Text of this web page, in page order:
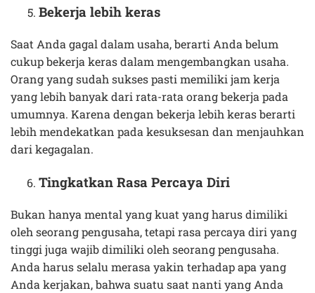
Bekerja lebih keras
Saat Anda gagal dalam usaha, berarti Anda belum
cukup bekerja keras dalam mengembangkan usaha.
Orang yang sudah sukses pasti memiliki jam kerja
yang lebih banyak dari rata-rata orang bekerja pada
umumnya. Karena dengan bekerja lebih keras berarti
lebih mendekatkan pada kesuksesan dan menjauhkan
dari kegagalan.
Tingkatkan Rasa Percaya Diri
Bukan hanya mental yang kuat yang harus dimiliki
oleh seorang pengusaha, tetapi rasa percaya diri yang
tinggi juga wajib dimiliki oleh seorang pengusaha.
Anda harus selalu merasa yakin terhadap apa yang
Anda kerjakan, bahwa suatu saat nanti yang Anda